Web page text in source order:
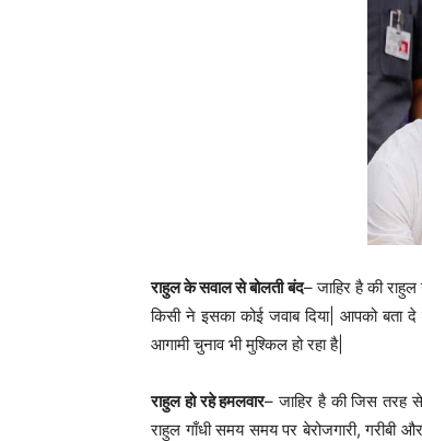
राहुल के सवाल से बोलती बंद– जाहिर है की
किसी ने इसका कोई जवाब दिया| आपको बता
आगामी चुनाव भी मुश्किल हो रहा है|
राहुल हो रहे हमलवार– जाहिर है की जिस तरह
राहुल गाँधी समय समय पर बेरोजगारी, गरीबी